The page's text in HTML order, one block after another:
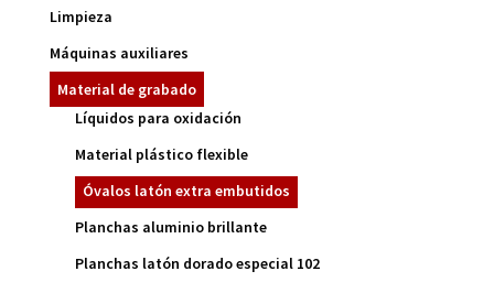
Limpieza
Máquinas auxiliares
Material de grabado
Líquidos para oxidación
Material plástico flexible
Óvalos latón extra embutidos
Planchas aluminio brillante
Planchas latón dorado especial 102